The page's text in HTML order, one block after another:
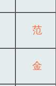
范
金